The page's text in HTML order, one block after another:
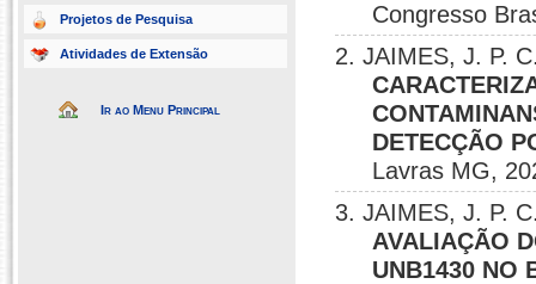
Projetos de Pesquisa
Atividades de Extensão
Ir ao Menu Principal
Congresso
2. JAIMES, J. P.
DETECÇÃO
Lavras MG,
3. JAIMES, J. P.
AVALIAÇÃO
UNB1430 NO